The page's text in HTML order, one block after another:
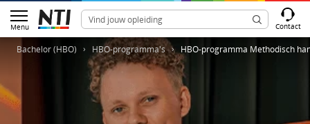
Menu Contact
Bachelor (HBO) HBO-programma's HBO-programma Methodisch